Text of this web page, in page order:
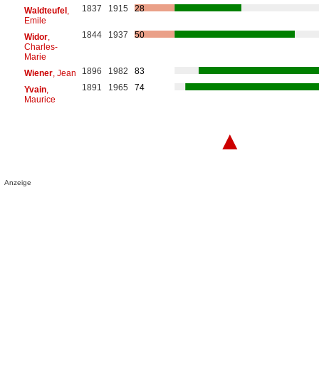
Waldteufel,
Emile
1837 1915 28
Widor,
Charles-
Marie
1844 1937 50
Wiener, Jean 1896 1982
83
Yvain,
Maurice
1891 1965 74
▲
Anzeige